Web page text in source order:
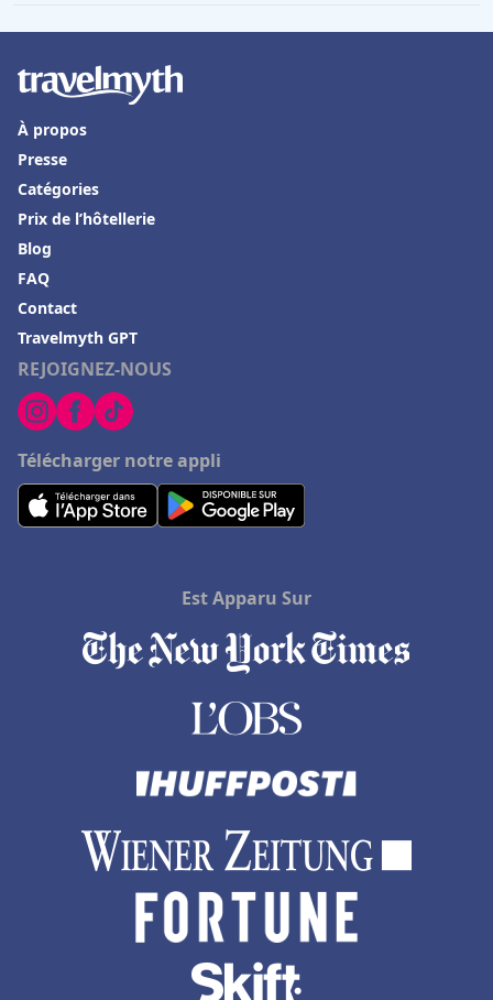
REJOIGNEZ-NOUS
Télécharger notre appli
À propos
Presse
Catégories
Prix de l’hôtellerie
Blog
FAQ
Contact
Travelmyth GPT
Est Apparu Sur